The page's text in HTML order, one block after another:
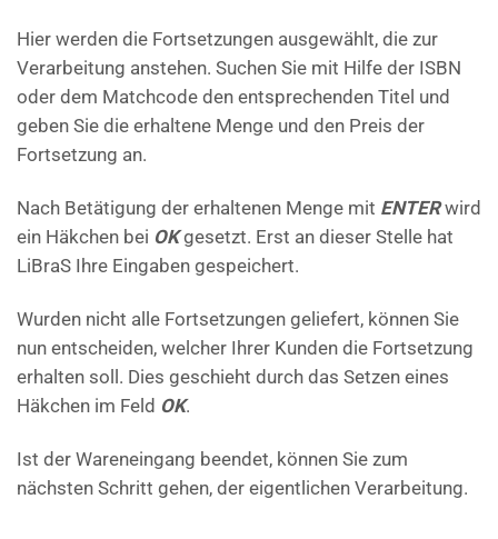
Hier werden die Fortsetzungen ausgewählt, die zur
Verarbeitung anstehen. Suchen Sie mit Hilfe der ISBN
oder dem Matchcode den entsprechenden Titel und
geben Sie die erhaltene Menge und den Preis der
Fortsetzung an.
Nach Betätigung der erhaltenen Menge mit ENTERwird
ein Häkchen bei OKgesetzt. Erst an dieser Stelle hat
LiBraS Ihre Eingaben gespeichert.
Wurden nicht alle Fortsetzungen geliefert, können Sie
nun entscheiden, welcher Ihrer Kunden die Fortsetzung
erhalten soll. Dies geschieht durch das Setzen eines
Häkchen im Feld OK.
Ist der Wareneingang beendet, können Sie zum
nächsten Schritt gehen, der eigentlichen Verarbeitung.